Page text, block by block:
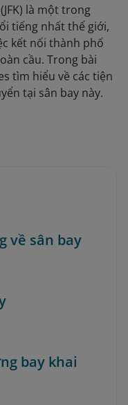
là một trong
tiếng nhất thế giới,
kết nối thành phố
cầu. Trong bài
tìm hiểu về các tiện
tại sân bay này.
về sân bay
bay khai